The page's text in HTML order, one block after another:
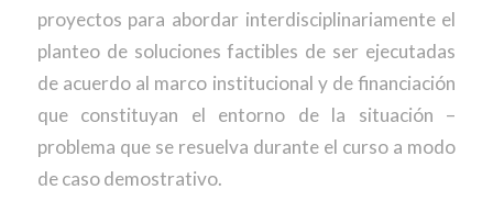
proyectos para abordar interdisciplinariamente el
planteo de soluciones factibles de ser ejecutadas
de acuerdo al marco institucional y de financiación
que constituyan el entorno de la situación –
problema que se resuelva durante el curso a modo
de caso demostrativo.